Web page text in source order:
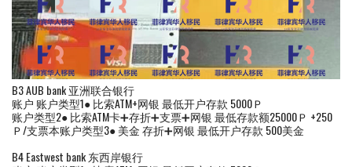
B3 AUB bank 亚洲联合银行
账户 账户类型1● 比索ATM+网银 最低开户存款 5000Ｐ
账户类型2● 比索ATM卡➕存折➕支票➕网银 最低存款额25000Ｐ +250
Ｐ/支票本账户类型3● 美金 存折➕网银 最低开户存款 500美金
B4 Eastwest bank 东西岸银行